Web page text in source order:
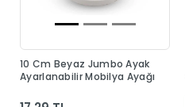
10 Cm Beyaz Jumbo Ayak
Ayarlanabilir Mobilya Ayağı